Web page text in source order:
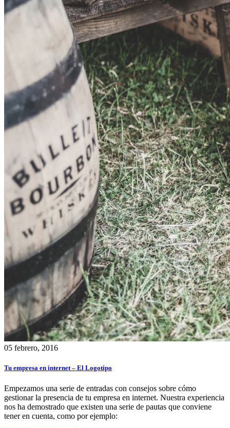
05 febrero, 2016
Tu empresa en internet – El Logotipo
Empezamos una serie de entradas con consejos sobre cómo
gestionar la presencia de tu empresa en internet. Nuestra experiencia
nos ha demostrado que existen una serie de pautas que conviene
tener en cuenta, como por ejemplo: